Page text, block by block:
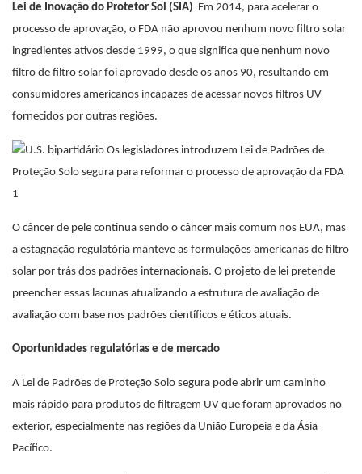
Lei de Inovação do Protetor Sol (SIA) Em 2014, para acelerar o
processo de aprovação, o FDA não aprovou nenhum novo filtro solar
ingredientes ativos desde 1999, o que significa que nenhum novo
filtro de filtro solar foi aprovado desde os anos 90, resultando em
consumidores americanos incapazes de acessar novos filtros UV
fornecidos por outras regiões.
O câncer de pele continua sendo o câncer mais comum nos EUA, mas
a estagnação regulatória manteve as formulações americanas de filtro
solar por trás dos padrões internacionais. O projeto de lei pretende
preencher essas lacunas atualizando a estrutura de avaliação de
avaliação com base nos padrões científicos e éticos atuais.
Oportunidades regulatórias e de mercado
A Lei de Padrões de Proteção Solo segura pode abrir um caminho
mais rápido para produtos de filtragem UV que foram aprovados no
exterior, especialmente nas regiões da União Europeia e da Ásia-
Pacífico.